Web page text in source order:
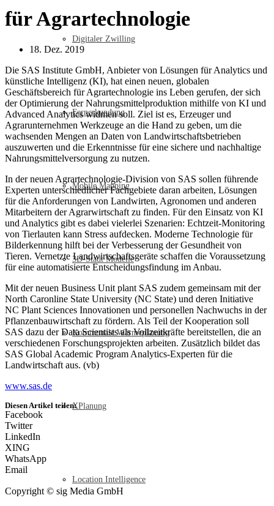
Digitaler Zwilling
Fernerkundung
Mobile Mapping
3D-Stadt Modelle
Kommunale Wärmeplanung
XPlanung
Location Intelligence
für Agrartechnologie
18. Dez. 2019
Die SAS Institute GmbH, Anbieter von Lösungen für Analytics und
künstliche Intelligenz (KI), hat einen neuen, globalen
Geschäftsbereich für Agrartechnologie ins Leben gerufen, der sich
der Optimierung der Nahrungsmittelproduktion mithilfe von KI und
Advanced Analytics widmen soll. Ziel ist es, Erzeuger und
Agrarunternehmen Werkzeuge an die Hand zu geben, um die
wachsenden Mengen an Daten von Landwirtschaftsbetrieben
auszuwerten und die Erkenntnisse für eine sichere und nachhaltige
Nahrungsmittelversorgung zu nutzen.
In der neuen Agrartechnologie-Division von SAS sollen führende
Experten unterschiedlicher Fachgebiete daran arbeiten, Lösungen
für die Anforderungen von Landwirten, Agronomen und anderen
Mitarbeitern der Agrarwirtschaft zu finden. Für den Einsatz von KI
und Analytics gibt es dabei vielerlei Szenarien: Echtzeit-Monitoring
von Tierlauten kann Stress aufdecken. Moderne Technologie für
Bilderkennung hilft bei der Verbesserung der Gesundheit von
Tieren. Vernetzte Landwirtschaftsgeräte schaffen die Voraussetzung
für eine automatisierte Entscheidungsfindung im Anbau.
Mit der neuen Business Unit plant SAS zudem gemeinsam mit der
North Caronline State University (NC State) und deren Initiative
NC Plant Sciences Innovationen und personellen Nachwuchs in der
Pflanzenbauwirtschaft zu fördern. Als Teil der Kooperation soll
SAS dazu der Data Scientists als Vollzeitkräfte bereitstellen, die an
verschiedenen Forschungsprojekten arbeiten. Zusätzlich bildet das
SAS Global Academic Program Analytics-Experten für die
Landwirtschaft aus. (vb)
www.sas.de
Diesen Artikel teilen:
Facebook
Twitter
LinkedIn
XING
WhatsApp
Email
Copyright © sig Media GmbH